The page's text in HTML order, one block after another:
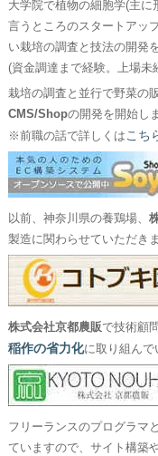
大学院で植物の細胞学(主
言うところのスタートアッ
い栽培の調査と技法の開発
(資金調達まで経験。上場未
栽培の調査と並行で野菜の
CMS/Shopの開発を開始し
※前職の話で詳しくはこち
以前、神奈川県の養鶏場、
製造に関わらせていただき
株式会社京都農販で技術顧
稲作の省力化に取り組んで
フリーランスのプログラマ
ていますので、サイト構築